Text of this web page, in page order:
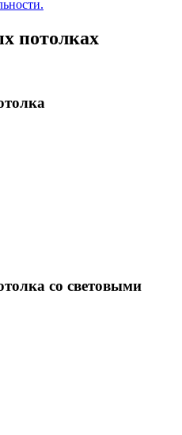
потолках
со световыми